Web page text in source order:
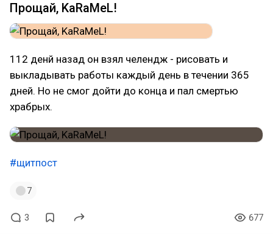
Прощай, KaRaMeL!
112 денй назад он взял челендж - рисовать и
выкладывать работы каждый день в течении 365
дней. Но не смог дойти до конца и пал смертью
храбрых.
#щитпост
7
3 677